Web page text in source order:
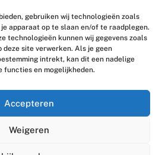
gebruiken wij technologieën zoals
apparaat op te slaan en/of te raadplegen.
technologieën kunnen wij gegevens zoals
deze site verwerken. Als je geen
intrekt, kan dit een nadelige
functies en mogelijkheden.
Accepteren
Weigeren